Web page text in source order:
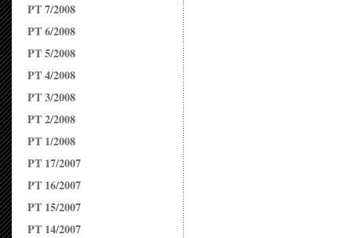
PT 7/2008
PT 6/2008
PT 5/2008
PT 4/2008
PT 3/2008
PT 2/2008
PT 1/2008
PT 17/2007
PT 16/2007
PT 15/2007
PT 14/2007